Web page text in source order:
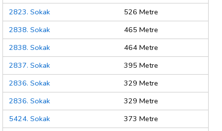
2823. Sokak
526 Metre
2838. Sokak
465 Metre
2838. Sokak
464 Metre
2837. Sokak
395 Metre
2836. Sokak
329 Metre
2836. Sokak
329 Metre
5424. Sokak
373 Metre